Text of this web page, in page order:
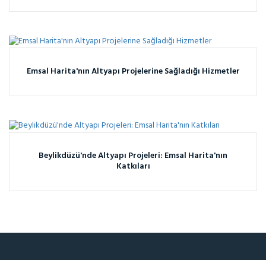
Emsal Harita'nın Altyapı Projelerine Sağladığı Hizmetler
Beylikdüzü'nde Altyapı Projeleri: Emsal Harita'nın
Katkıları